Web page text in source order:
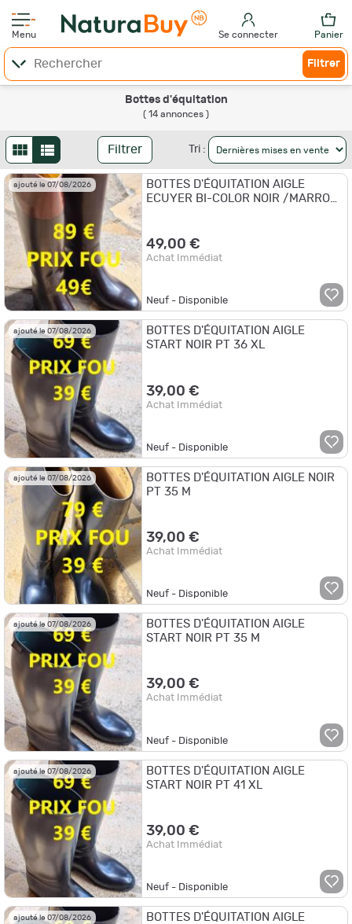
Menu Se connecter Panier
Filtrer
Bottes d'équitation
( 14 annonces )
Filtrer Tri :
ajouté le 07/08/2026
BOTTES D'ÉQUITATION AIGLE
ECUYER BI-COLOR NOIR /MARRON
49,00 €
Achat Immédiat
Neuf - Disponible
ajouté le 07/08/2026
BOTTES D'ÉQUITATION AIGLE
START NOIR PT 36 XL
39,00 €
Achat Immédiat
Neuf - Disponible
ajouté le 07/08/2026
BOTTES D'ÉQUITATION AIGLE NOIR
PT 35 M
39,00 €
Achat Immédiat
Neuf - Disponible
ajouté le 07/08/2026
BOTTES D'ÉQUITATION AIGLE
START NOIR PT 35 M
39,00 €
Achat Immédiat
Neuf - Disponible
ajouté le 07/08/2026
BOTTES D'ÉQUITATION AIGLE
START NOIR PT 41 XL
39,00 €
Achat Immédiat
Neuf - Disponible
ajouté le 07/08/2026
BOTTES D'ÉQUITATION AIGLE